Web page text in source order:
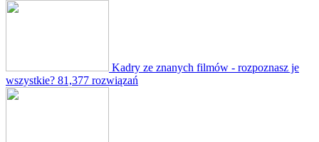
Kadry ze znanych filmów - rozpoznasz je
wszystkie? 81,377 rozwiązań